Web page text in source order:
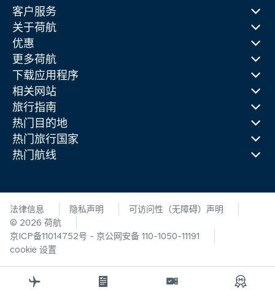
客户服务
关于荷航
优惠
更多荷航
下载应用程序
相关网站
旅行指南
热门目的地
热门旅行国家
热门航线
法律信息 隐私声明
可访问性（无障碍）声明
© 2026 荷航
京ICP备11014752号 - 京公网安备 110-1050-11191
cookie 设置